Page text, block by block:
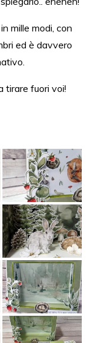
mille modi, con
ed è davvero
tirare fuori voi!